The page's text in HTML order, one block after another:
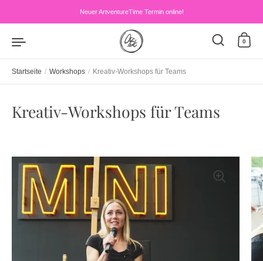
Neuer ArtventureTime Termin online!
0
Startseite / Workshops / Kreativ-Workshops für Teams
Kreativ-Workshops für Teams